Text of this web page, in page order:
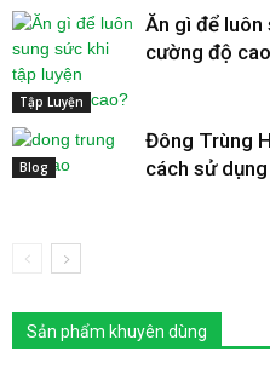
Tập Luyện
Ăn gì để luôn
cường độ
Blog
Đông Trùng
cách sử
Sản phẩm khuyên dùng